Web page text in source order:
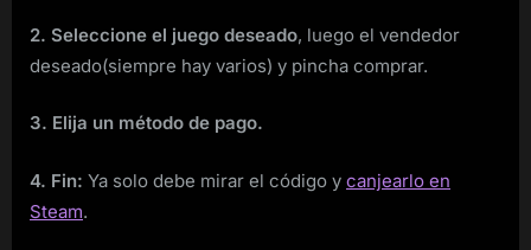
2. Seleccione el juego deseado, luego el vendedor
deseado(siempre hay varios) y pincha comprar.
3. Elija un método de pago.
4. Fin: Ya solo debe mirar el código y canjearlo en
Steam.